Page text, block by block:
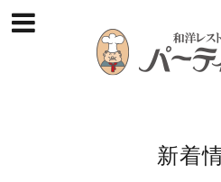
新着